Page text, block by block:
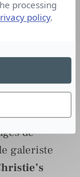
pouvez
parution
l’art est une
« ,
François
de
galeriste
processing
policy.